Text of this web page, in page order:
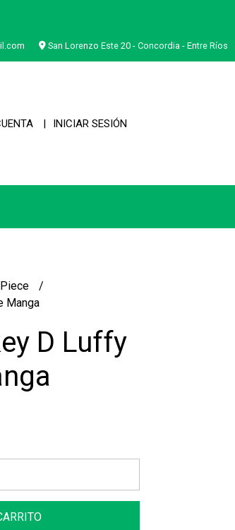
San Lorenzo Este 20 - Concordia - Entre Ríos
INICIAR SESIÓN
Manga
D Luffy